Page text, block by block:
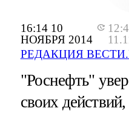
16:14 10
НОЯБРЯ 2014
РЕДАКЦИЯ
"Роснефть"
своих